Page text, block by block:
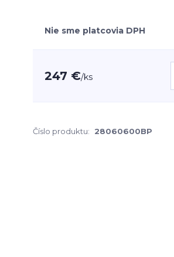
Nie sme platcovia DPH
247 €/ks
Číslo produktu: 28060600BP